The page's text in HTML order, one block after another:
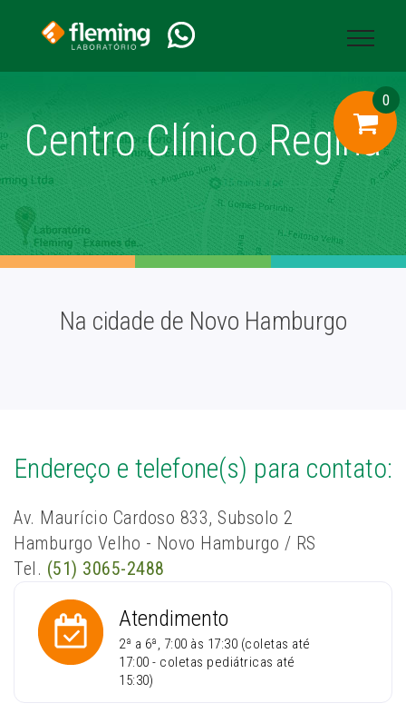
0
Centro Clínico Regina
Na cidade de Novo Hamburgo
Endereço e telefone(s) para contato:
Av. Maurício Cardoso 833, Subsolo 2
Hamburgo Velho - Novo Hamburgo / RS
Tel. (51) 3065-2488
Atendimento
2ª a 6ª, 7:00 às 17:30 (coletas até
17:00 - coletas pediátricas até
15:30)